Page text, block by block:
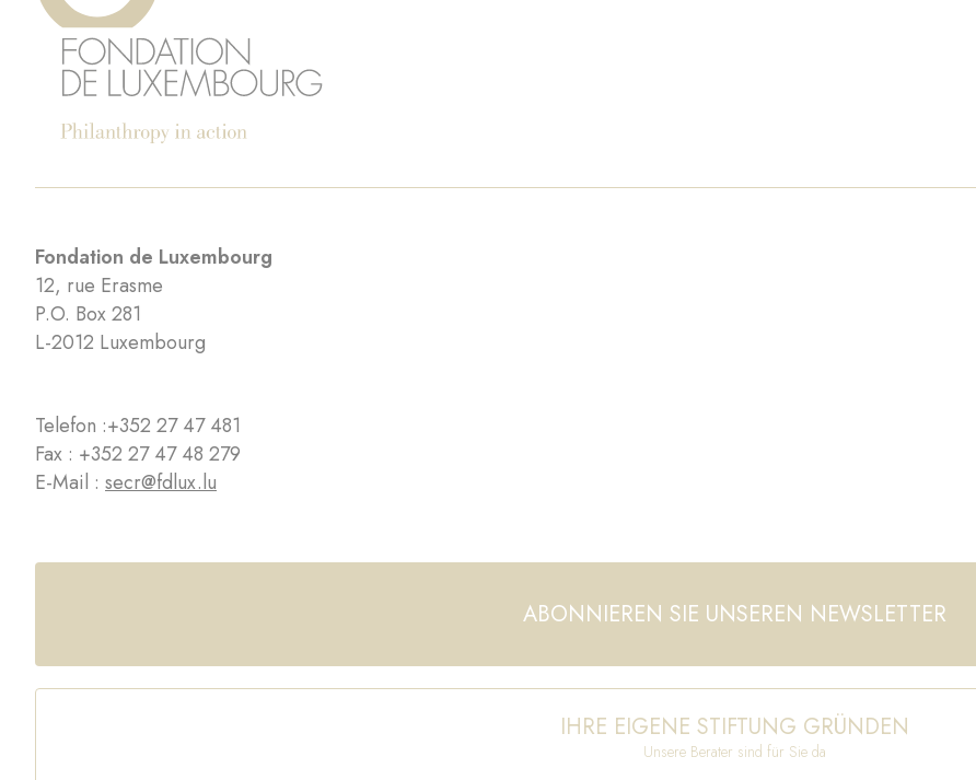
Fondation de Luxembourg
12, rue Erasme
P.O. Box 281
L-2012 Luxembourg
Telefon :+352 27 47 481
Fax : +352 27 47 48 279
E-Mail : secr@fdlux.lu
ABONNIEREN SIE UNSEREN NEWSLETTER
IHRE EIGENE STIFTUNG GRÜNDEN
Unsere Berater sind für Sie da